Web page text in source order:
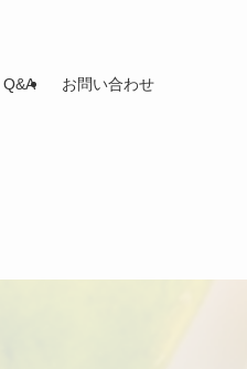
Q&A お問い合わせ